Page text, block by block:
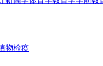
物检疫